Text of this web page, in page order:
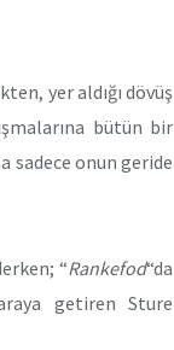
yer aldığı dövüş
bütün bir
sadece onun geride
“Rankefod“da
getiren Sture